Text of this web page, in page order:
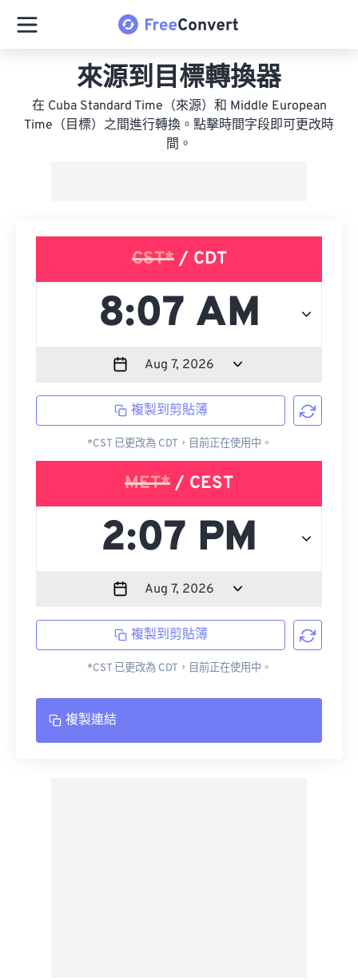
來源到目標轉換器
在 Cuba Standard Time（來源）和 Middle European
Time（目標）之間進行轉換。點擊時間字段即可更改時
間。
CST*/ CDT
複製到剪貼簿
*CST 已更改為 CDT，目前正在使用中。
MET* / CEST
複製到剪貼簿
*CST 已更改為 CDT，目前正在使用中。
複製連結